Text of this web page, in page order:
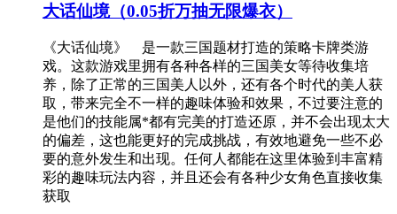
大话仙境（0.05折万抽无限爆衣）
《大话仙境》 是一款三国题材打造的策略卡牌类游
戏。这款游戏里拥有各种各样的三国美女等待收集培
养，除了正常的三国美人以外，还有各个时代的美人获
取，带来完全不一样的趣味体验和效果，不过要注意的
是他们的技能属*都有完美的打造还原，并不会出现太大
的偏差，这也能更好的完成挑战，有效地避免一些不必
要的意外发生和出现。任何人都能在这里体验到丰富精
彩的趣味玩法内容，并且还会有各种少女角色直接收集
获取